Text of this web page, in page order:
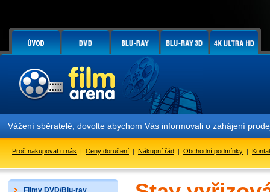
Vážení sběratelé, dovolte abychom Vás informovali o zahájení
Proč nakupovat u nás | Ceny doručení | Nákupní řád | Obchodní podmínky |
Filmy DVD/Blu-ray